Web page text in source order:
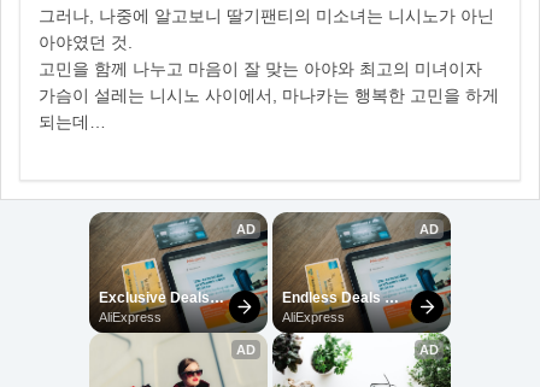
그러나, 나중에 알고보니 딸기팬티의 미소녀는 니시노가 아닌
아야였던 것.
고민을 함께 나누고 마음이 잘 맞는 아야와 최고의 미녀이자
가슴이 설레는 니시노 사이에서, 마나카는 행복한 고민을 하게
되는데…